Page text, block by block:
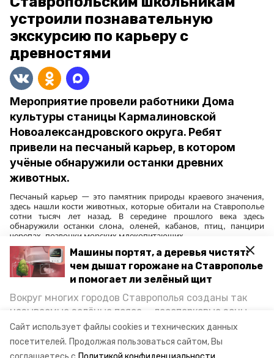
Сайт использует файлы cookies и технических данных
посетителей. Продолжая пользоваться сайтом, Вы
Машины портят, а деревья чистят:
чем дышат горожане на Ставрополье
и помогает ли зелёный щит
Вокруг многих городов Ставрополья созданы так
называемые зелёные пояса — лесопарковые зоны,
снижающие негативное воздействие выхлопных
газов на атмосферу. Справляются ли они с
постоянно растущим потоком автотранспорта и
устроили познавательную
экскурсию по карьеру с
древностями
Мероприятие провели работники Дома
культуры станицы Кармалиновской
Новоалександровского округа. Ребят
привели на песчаный карьер, в котором
учёные обнаружили останки древних
животных.
Песчаный карьер — это памятник природы краевого значения,
здесь нашли кости животных, которые обитали на Ставрополье
сотни тысяч лет назад. В середине прошлого века здесь
обнаружили останки слона, оленей, кабанов, птиц, панцири
черепах, позвонки морских млекопитающих.
В правительстве Ставрополья рассказали, что экскурсию начали с
истории о карьере. Также школьникам предложили по рисункам
находок учёных угадать, кто на них изображён, и дали
подержать в руках огромный зуб древнего животного.
В завершении экскурсии дети записали познавательное видео
для соцсетей, в котором призвали беречь природу и
Авторы: Светлана Наздрачёва